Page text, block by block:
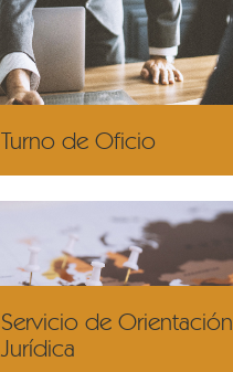
Turno de Oficio
Servicio de Orientación
Jurídica